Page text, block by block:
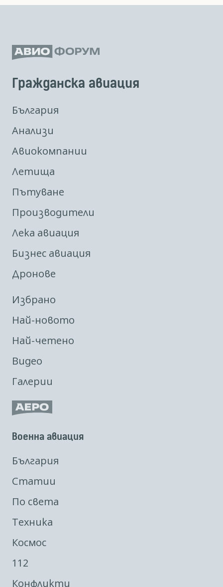
Гражданска авиация
България
Анализи
Авиокомпании
Летища
Пътуване
Производители
Лека авиация
Бизнес авиация
Дронове
Избрано
Най-новото
Най-четено
Видео
Галерии
Военна авиация
България
Статии
По света
Техника
Космос
112
Конфликти